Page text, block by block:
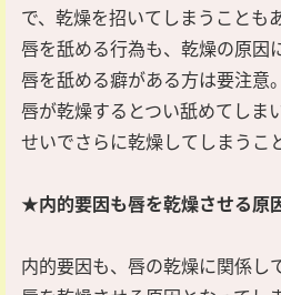
で、乾燥を招いてしまうことも
唇を舐める行為も、乾燥の原因
唇を舐める癖がある方は要注意。
唇が乾燥するとつい舐めてしま
せいでさらに乾燥してしまうこ
★内的要因も唇を乾燥させる原
内的要因も、唇の乾燥に関係し